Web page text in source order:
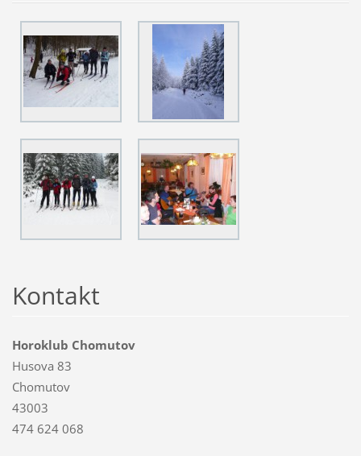
Kontakt
Horoklub Chomutov
Husova 83
Chomutov
43003
474 624 068